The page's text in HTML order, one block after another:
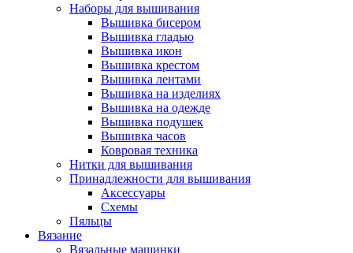
Наборы для вышивания
Вышивка бисером
Вышивка гладью
Вышивка икон
Вышивка крестом
Вышивка лентами
Вышивка на изделиях
Вышивка на одежде
Вышивка подушек
Вышивка часов
Ковровая техника
Нитки для вышивания
Принадлежности для вышивания
Аксессуары
Схемы
Пяльцы
Вязание
Вязальные машинки